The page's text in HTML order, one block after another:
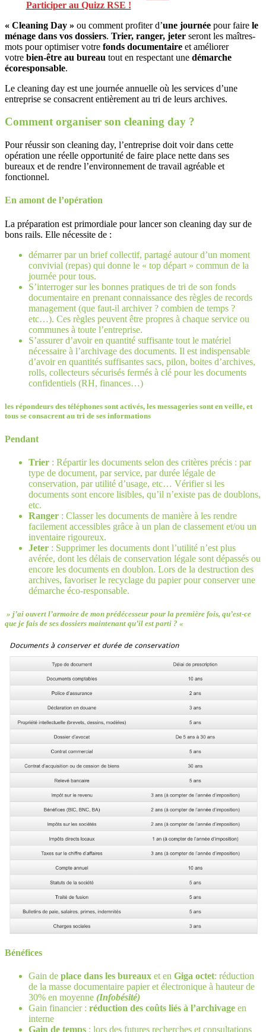
Participer au Quizz RSE !
« Cleaning Day » ou comment profiter d’une journée pour faire le
ménage dans vos dossiers. Trier, ranger, jeter seront les maîtres-
mots pour optimiser votre fonds documentaire et améliorer
votre bien-être au bureau tout en respectant une démarche
écoresponsable.
Le cleaning day est une journée annuelle où les services d’une
entreprise se consacrent entièrement au tri de leurs archives.
Comment organiser son cleaning day ?
Pour réussir son cleaning day, l’entreprise doit voir dans cette
opération une réelle opportunité de faire place nette dans ses
bureaux et de rendre l’environnement de travail agréable et
fonctionnel.
En amont de l’opération
La préparation est primordiale pour lancer son cleaning day sur de
bons rails. Elle nécessite de :
démarrer par un brief collectif, partagé autour d’un moment
convivial (repas) qui donne le « top départ » commun de la
journée pour tous.
S’interroger sur les bonnes pratiques de tri de son fonds
documentaire en prenant connaissance des règles de records
management (que faut-il archiver ? combien de temps ?
etc…). Ces règles peuvent être propres à chaque service ou
communes à toute l’entreprise.
S’assurer d’avoir en quantité suffisante tout le matériel
nécessaire à l’archivage des documents. Il est indispensable
d’avoir en quantités suffisantes sacs, pilon, boites d’archives,
rolls, collecteurs sécurisés fermés à clé pour les documents
confidentiels (RH, finances…)
les répondeurs des téléphones sont activés, les messageries sont en veille, et
tous se consacrent au tri de ses informations
Pendant
Trier : Répartir les documents selon des critères précis : par
type de document, par service, par durée légale de
conservation, par utilité d’usage, etc… Vérifier si les
documents sont encore lisibles, qu’il n’existe pas de doublons,
etc.
Ranger : Classer les documents de manière à les rendre
facilement accessibles grâce à un plan de classement et/ou un
inventaire rigoureux.
Jeter : Supprimer les documents dont l’utilité n’est plus
avérée, dont les délais de conservation légale sont dépassés ou
encore les documents en doublon. Lors de la destruction des
archives, favoriser le recyclage du papier pour conserver une
démarche éco-responsable.
» j’ai ouvert l’armoire de mon prédécesseur pour la première fois, qu’est-ce
que je fais de ses dossiers maintenant qu’il est parti ? «
Bénéfices
Gain de place dans les bureaux et en Giga octet: réduction
de la masse documentaire papier et électronique à hauteur de
30% en moyenne (Infobésité)
Gain financier : réduction des coûts liés à l’archivage en
interne
Gain de temps : lors des futures recherches et consultations